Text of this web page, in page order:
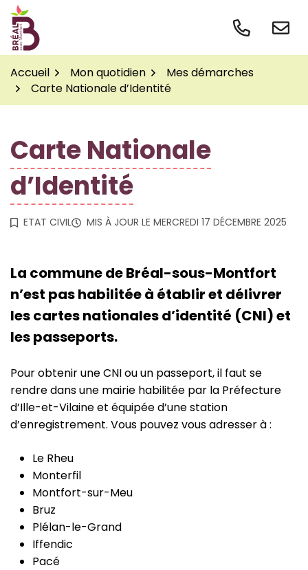
Gestion des traceurs
Aller
contenu
Accueil
Mon quotidien
Mes démarches
Carte Nationale d’Identité
Carte Nationale
d’Identité
ETAT CIVIL MIS À JOUR LE MERCREDI 17 DÉCEMBRE 2025
La commune de Bréal-sous-Montfort
n’est pas habilitée à établir et délivrer
les cartes nationales d’identité (CNI) et
les passeports.
Pour obtenir une CNI ou un passeport, il faut se
rendre dans une mairie habilitée par la Préfecture
d’Ille-et-Vilaine et équipée d’une station
d’enregistrement. Vous pouvez vous adresser à :
Le Rheu
Monterfil
Montfort-sur-Meu
Bruz
Plélan-le-Grand
Iffendic
Pacé